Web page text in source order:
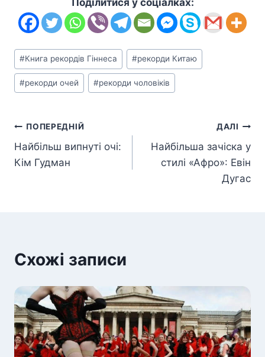
Поділитися у соціалках:
Позначки
запису:
#Книга рекордів Гіннеса #рекорди Китаю
#рекорди очей #рекорди чоловіків
Навігація
записів
ПОПЕРЕДНІЙ
Найбільш випнуті очі:
Кім Гудман
ДАЛІ
Найбільша зачіска у
стилі «Афро»: Евін
Дугас
Схожі записи